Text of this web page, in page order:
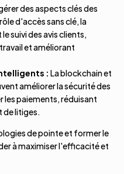
des aspects clés des
d'accès sans clé, la
suivi des avis clients,
et améliorant
: La blockchain et
améliorer la sécurité des
paiements, réduisant
de litiges.
de pointe et former le
à maximiser l'efficacité et